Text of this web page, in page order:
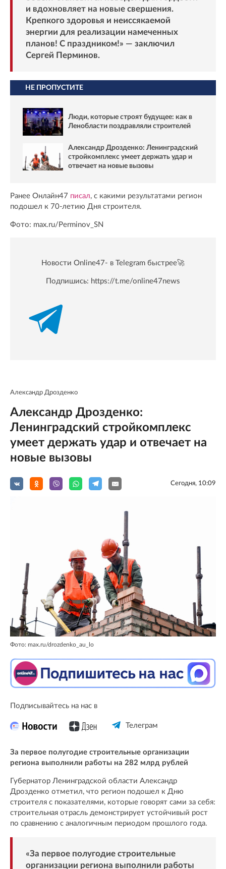
и вдохновляет на новые свершения.
Крепкого здоровья и неиссякаемой
энергии для реализации намеченных
планов! С праздником!» — заключил
Сергей Перминов.
НЕ ПРОПУСТИТЕ
Люди, которые строят будущее: как в
Ленобласти поздравляли строителей
Александр Дрозденко: Ленинградский
стройкомплекс умеет держать удар и
отвечает на новые вызовы
Ранее Онлайн47 писал, с какими результатами регион
подошел к 70-летию Дня строителя.
Фото: max.ru/Perminov_SN
Новости Online47- в Telegram быстрее🚀
Подпишись: https://t.me/online47news
Александр Дрозденко
Александр Дрозденко:
Ленинградский стройкомплекс
умеет держать удар и отвечает на
новые вызовы
Сегодня, 10:09
Фото: max.ru/drozdenko_au_lo
Подписывайтесь на нас в
Телеграм
За первое полугодие строительные организации
региона выполнили работы на 282 млрд рублей
Губернатор Ленинградской области Александр
Дрозденко отметил, что регион подошел к Дню
строителя с показателями, которые говорят сами за себя:
строительная отрасль демонстрирует устойчивый рост
по сравнению с аналогичным периодом прошлого года.
«За первое полугодие строительные
организации региона выполнили работы